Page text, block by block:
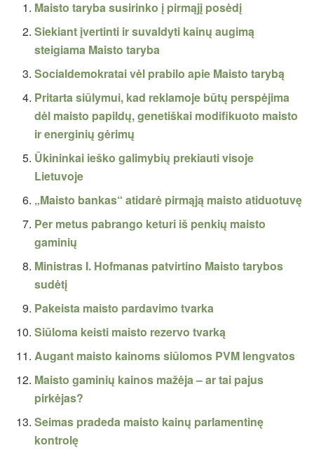
Maisto taryba susirinko į pirmąjį posėdį
Siekiant įvertinti ir suvaldyti kainų augimą
steigiama Maisto taryba
Socialdemokratai vėl prabilo apie Maisto tarybą
Pritarta siūlymui, kad reklamoje būtų perspėjima
dėl maisto papildų, genetiškai modifikuoto maisto
ir energinių gėrimų
Ūkininkai ieško galimybių prekiauti visoje
Lietuvoje
„Maisto bankas“ atidarė pirmąją maisto atiduotuvę
Per metus pabrango keturi iš penkių maisto
gaminių
Ministras I. Hofmanas patvirtino Maisto tarybos
sudėtį
Pakeista maisto pardavimo tvarka
Siūloma keisti maisto rezervo tvarką
Augant maisto kainoms siūlomos PVM lengvatos
Maisto gaminių kainos mažėja – ar tai pajus
pirkėjas?
Seimas pradeda maisto kainų parlamentinę
kontrolę